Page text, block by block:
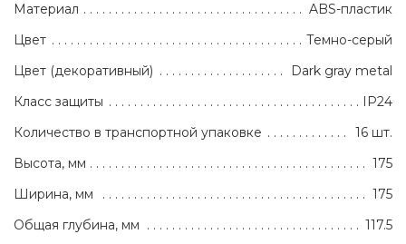
Материал
ABS-пластик
Цвет
Темно-серый
Цвет (декоративный)
Dark gray metal
Класс защиты
IP24
Количество в транспортной упаковке
16 шт.
Высота, мм
175
Ширина, мм
175
Общая глубина, мм
117.5